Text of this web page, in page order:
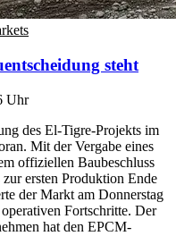
steht
Uhr
des El-Tigre-Projekts im
Mit der Vergabe eines
offiziellen Baubeschluss
ersten Produktion Ende
der Markt am Donnerstag
Fortschritte. Der
hat den EPCM-